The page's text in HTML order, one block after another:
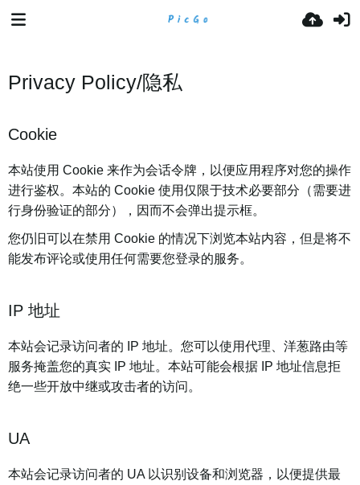
Privacy Policy/隐私
Cookie
本站使用 Cookie 来作为会话令牌，以便应用程序对您的操作
进行鉴权。本站的 Cookie 使用仅限于技术必要部分（需要进
行身份验证的部分），因而不会弹出提示框。
您仍旧可以在禁用 Cookie 的情况下浏览本站内容，但是将不
能发布评论或使用任何需要您登录的服务。
IP 地址
本站会记录访问者的 IP 地址。您可以使用代理、洋葱路由等
服务掩盖您的真实 IP 地址。本站可能会根据 IP 地址信息拒
绝一些开放中继或攻击者的访问。
UA
本站会记录访问者的 UA 以识别设备和浏览器，以便提供最